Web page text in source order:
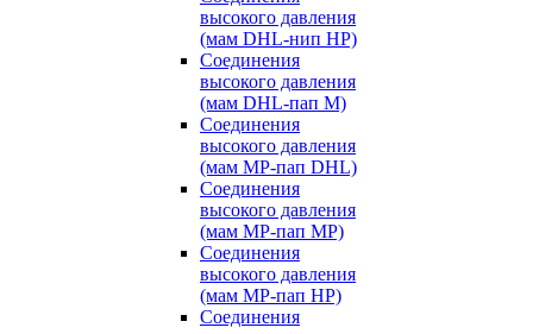
высокого давления
(мам DHL-нип HP)
Соединения
высокого давления
(мам DHL-пап M)
Соединения
высокого давления
(мам MP-пап DHL)
Соединения
высокого давления
(мам MP-пап MP)
Соединения
высокого давления
(мам MP-пап HP)
Соединения